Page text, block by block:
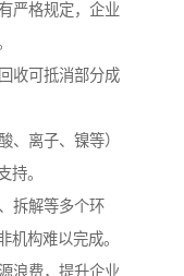
严格规定，企业
收可抵消部分成
、离子、镍等）
持。
拆解等多个环
机构难以完成。
浪费，提升企业